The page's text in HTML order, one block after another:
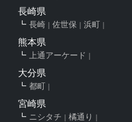
長崎県
長崎 佐世保 浜町
熊本県
上通アーケード
大分県
都町
宮崎県
ニシタチ 橘通り